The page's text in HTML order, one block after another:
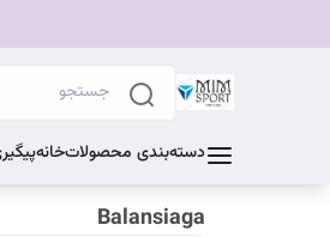
دسته‌بندی محصولاتخانه
Balansiaga